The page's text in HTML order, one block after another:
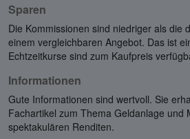
Sparen
Die Kommissionen sind niedriger als die
einem vergleichbaren Angebot. Das ist
Echtzeitkurse sind zum Kaufpreis
Informationen
Gute Informationen sind wertvoll. Sie
Fachartikel zum Thema Geldanlage und
spektakulären Renditen.